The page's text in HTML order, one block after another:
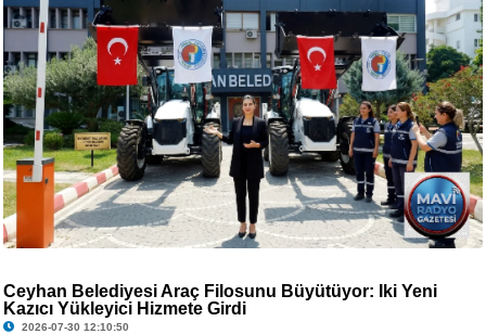
Ceyhan Belediyesi Araç Filosunu Büyütüyor: İki Yeni
Kazıcı Yükleyici Hizmete Girdi
2026-07-30 12:10:50